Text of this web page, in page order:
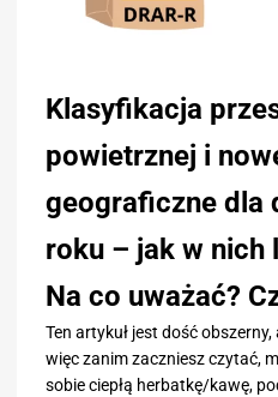
Klasyfikacja
powietrznej i
geograficzne dla
roku – jak w nich
Na co uważać?
Ten artykuł jest dość
więc zanim zaczniesz czytać,
sobie ciepłą herbatkę/kawę,